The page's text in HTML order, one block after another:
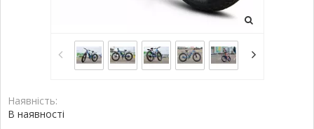
Наявність:
В наявності